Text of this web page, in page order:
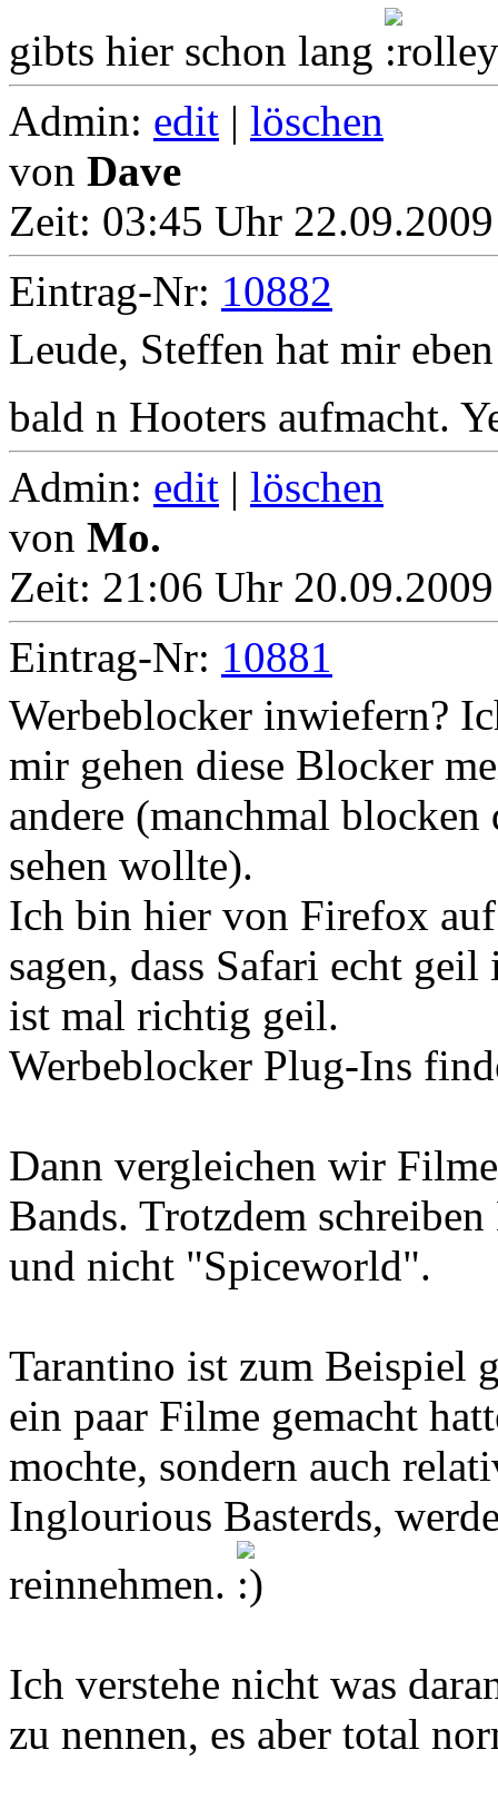
gibts hier schon lang
Admin: edit | löschen
von Dave
Zeit: 03:45 Uhr
Eintrag-Nr: 10882
Leude, Steffen hat mir
bald n Hooters aufmacht.
Admin: edit | löschen
von Mo.
Zeit: 21:06 Uhr
Eintrag-Nr: 10881
Werbeblocker inwiefern?
mir gehen diese Blocker
andere (manchmal
sehen wollte).
Ich bin hier von Firefox
sagen, dass Safari echt
ist mal richtig geil.
Werbeblocker Plug-Ins
Dann vergleichen wir
Bands. Trotzdem
und nicht "Spiceworld".
Tarantino ist zum Beispiel
ein paar Filme gemacht
mochte, sondern auch
Inglourious Basterds,
reinnehmen.
Ich verstehe nicht was
zu nennen, es aber total